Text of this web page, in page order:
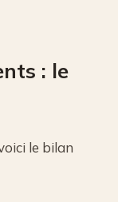
: le
le bilan